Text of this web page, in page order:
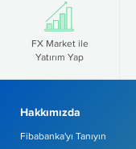
FX Market ile
Yatırım Yap
Hakkımızda
Fibabanka'yı Tanıyın